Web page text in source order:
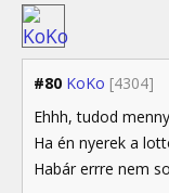
#80 KoKo [4304]
Ehhh, tudod
Ha én nyerek a
Habár errre nem